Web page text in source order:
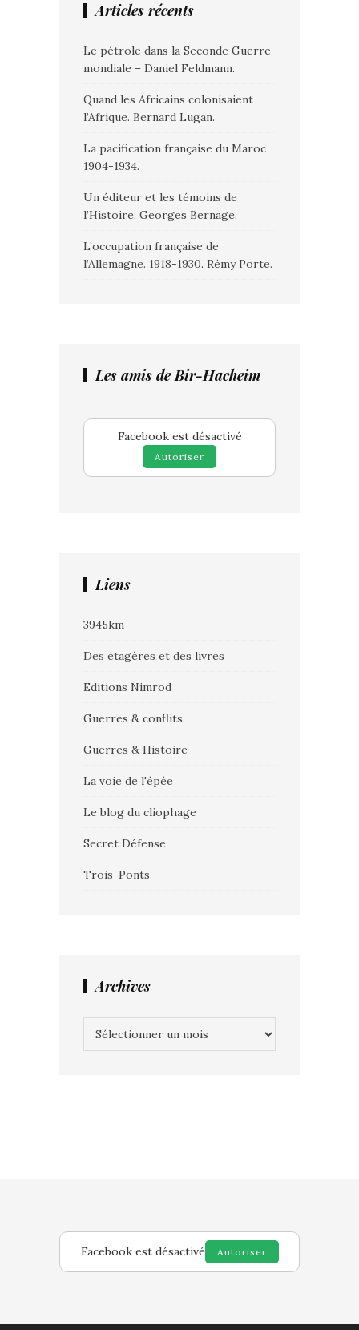
Articles récents
Le pétrole dans la Seconde Guerre
mondiale – Daniel Feldmann.
Quand les Africains colonisaient
l’Afrique. Bernard Lugan.
La pacification française du Maroc
1904-1934.
Un éditeur et les témoins de
l’Histoire. Georges Bernage.
L’occupation française de
l’Allemagne. 1918-1930. Rémy Porte.
Les amis de Bir-Hacheim
Facebook est désactivé
Autoriser
Liens
3945km
Des étagères et des livres
Editions Nimrod
Guerres & conflits.
Guerres & Histoire
La voie de l'épée
Le blog du cliophage
Secret Défense
Trois-Ponts
Archives
Facebook est désactivé Autoriser